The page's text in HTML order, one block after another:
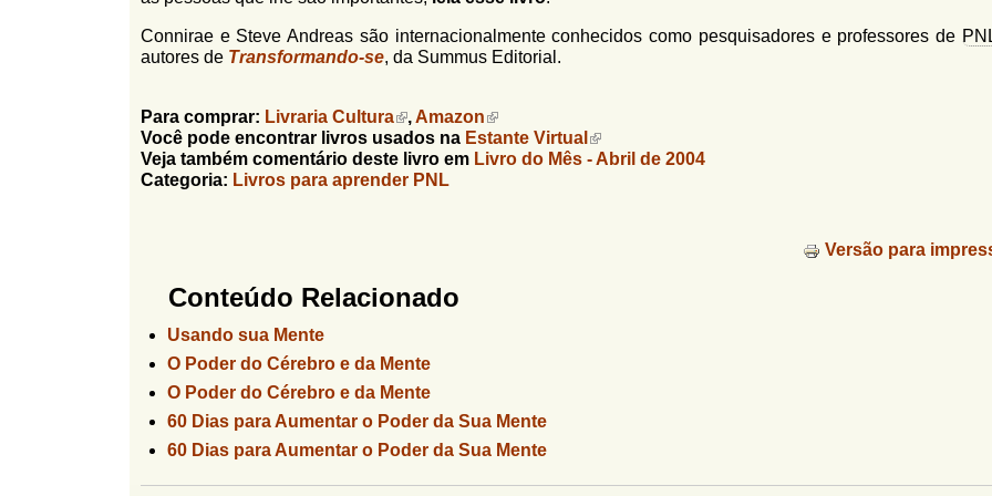
Connirae e Steve Andreas são internacionalmente conhecidos como pesquisadores e professores de
autores de Transformando-se, da Summus Editorial.
Para comprar: Livraria Cultura ,Amazon
Você pode encontrar livros usados na Estante Virtual
Veja também comentário deste livro em Livro do Mês -Abril de 2004
Categoria: Livros para aprender PNL
Versão para
Conteúdo Relacionado
Usando sua Mente
O Poder do Cérebro e da Mente
O Poder do Cérebro e da Mente
60 Dias para Aumentar o Poder da Sua Mente
60 Dias para Aumentar o Poder da Sua Mente